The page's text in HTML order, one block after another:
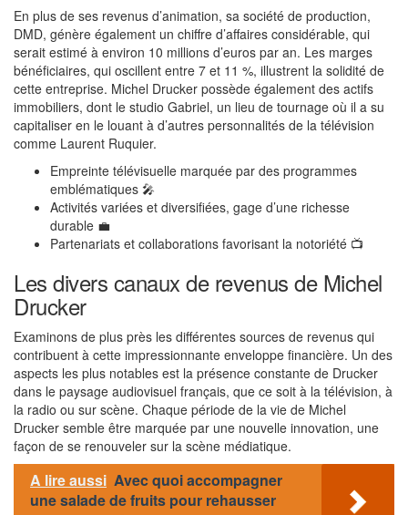
En plus de ses revenus d’animation, sa société de production,
DMD, génère également un chiffre d’affaires considérable, qui
serait estimé à environ 10 millions d’euros par an. Les marges
bénéficiaires, qui oscillent entre 7 et 11 %, illustrent la solidité de
cette entreprise. Michel Drucker possède également des actifs
immobiliers, dont le studio Gabriel, un lieu de tournage où il a su
capitaliser en le louant à d’autres personnalités de la télévision
comme Laurent Ruquier.
Empreinte télévisuelle marquée par des programmes
emblématiques 🎤
Activités variées et diversifiées, gage d’une richesse
durable 💼
Partenariats et collaborations favorisant la notoriété 📺
Les divers canaux de revenus de Michel
Drucker
Examinons de plus près les différentes sources de revenus qui
contribuent à cette impressionnante enveloppe financière. Un des
aspects les plus notables est la présence constante de Drucker
dans le paysage audiovisuel français, que ce soit à la télévision, à
la radio ou sur scène. Chaque période de la vie de Michel
Drucker semble être marquée par une nouvelle innovation, une
façon de se renouveler sur la scène médiatique.
A lire aussi Avec quoi accompagner
une salade de fruits pour rehausser